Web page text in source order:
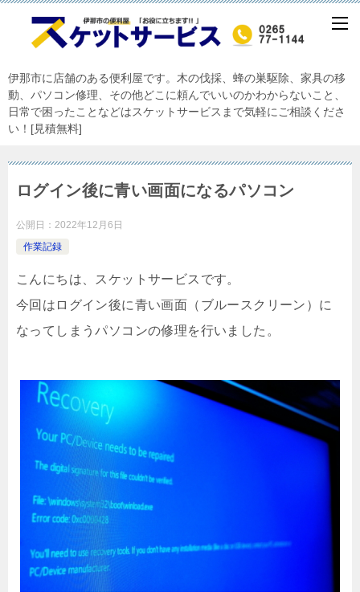
伊那市に店舗のある便利屋です。木の伐採、蜂の巣駆除、家具の移
動、パソコン修理、その他どこに頼んでいいのかわからないこと、
日常で困ったことなどはスケットサービスまで気軽にご相談くださ
い！[見積無料]
ログイン後に青い画面になるパソコン
公開日： 2022年12月6日
作業記録
こんにちは、スケットサービスです。
今回はログイン後に青い画面（ブルースクリーン）に
なってしまうパソコンの修理を行いました。